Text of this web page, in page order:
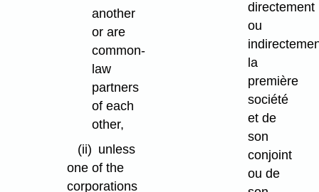
another
or are
common-
law
partners
of each
other,
(ii) unless
one of the
corporations
directement
ou
la
première
société
et de
son
conjoint
ou de